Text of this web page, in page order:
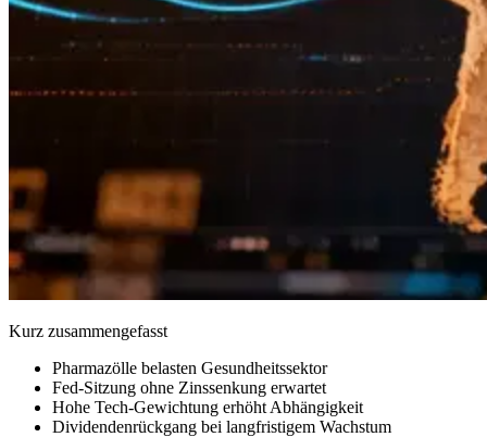
Kurz zusammengefasst
Pharmazölle belasten Gesundheitssektor
Fed-Sitzung ohne Zinssenkung erwartet
Hohe Tech-Gewichtung erhöht Abhängigkeit
Dividendenrückgang bei langfristigem Wachstum